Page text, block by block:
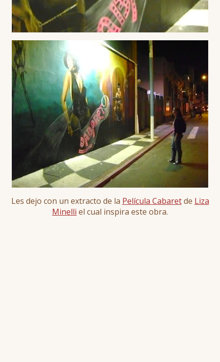
Les dejo con un extracto de la Película Cabaretde Liza
Minelli el cual inspira este obra.